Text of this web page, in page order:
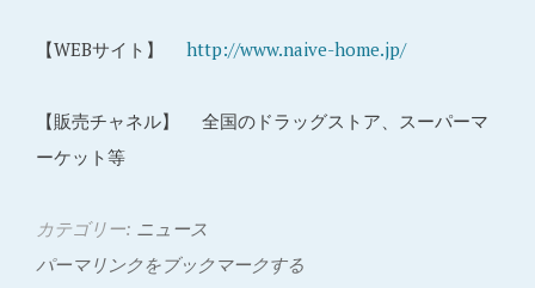
【WEBサイト】 http://www.naive-home.jp/
【販売チャネル】 全国のドラッグストア、スーパーマ
ーケット等
カテゴリー: ニュース
パーマリンクをブックマークする